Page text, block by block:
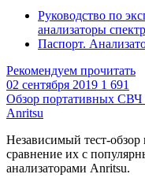
Руководство по
анализаторы
Паспорт.
Рекомендуем прочитать
02 сентября 2019 1 691
Обзор портативных СВЧ
Anritsu
Независимый тест-
сравнение их с
анализаторами Anritsu.